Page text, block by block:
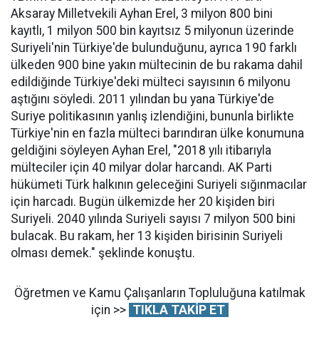
Aksaray Milletvekili Ayhan Erel, 3 milyon 800 bini
kayıtlı, 1 milyon 500 bin kayıtsız 5 milyonun üzerinde
Suriyeli'nin Türkiye'de bulunduğunu, ayrıca 190 farklı
ülkeden 900 bine yakın mültecinin de bu rakama dahil
edildiğinde Türkiye'deki mülteci sayısının 6 milyonu
aştığını söyledi. 2011 yılından bu yana Türkiye'de
Suriye politikasının yanlış izlendiğini, bununla birlikte
Türkiye'nin en fazla mülteci barındıran ülke konumuna
geldiğini söyleyen Ayhan Erel, "2018 yılı itibarıyla
mülteciler için 40 milyar dolar harcandı. AK Parti
hükümeti Türk halkının geleceğini Suriyeli sığınmacılar
için harcadı. Bugün ülkemizde her 20 kişiden biri
Suriyeli. 2040 yılında Suriyeli sayısı 7 milyon 500 bini
bulacak. Bu rakam, her 13 kişiden birisinin Suriyeli
olması demek." şeklinde konuştu.
Öğretmen ve Kamu Çalışanların Topluluğuna katılmak
için >> TIKLA TAKİP ET